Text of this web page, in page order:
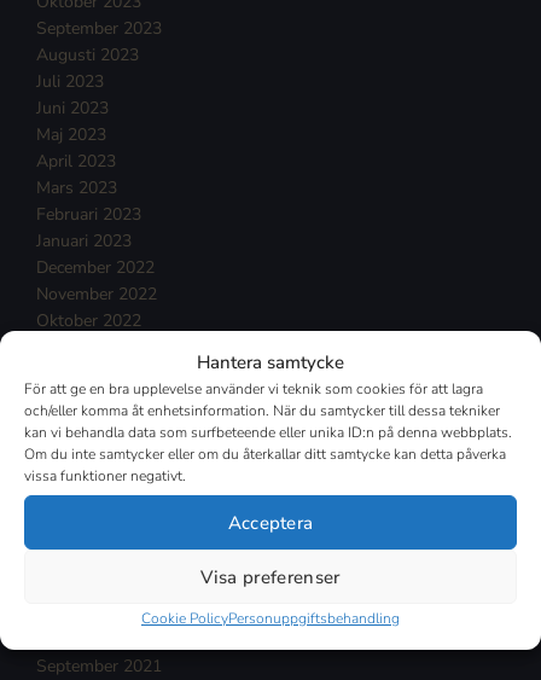
Hantera samtycke
För att ge en bra upplevelse använder vi teknik som cookies för att lagra
och/eller komma åt enhetsinformation. När du samtycker till dessa tekniker
kan vi behandla data som surfbeteende eller unika ID:n på denna webbplats.
Om du inte samtycker eller om du återkallar ditt samtycke kan detta påverka
vissa funktioner negativt.
Acceptera
Visa preferenser
Cookie PolicyPersonuppgiftsbehandling
September 2023
Augusti 2023
Juli 2023
Juni 2023
Maj 2023
April 2023
Mars 2023
Februari 2023
Januari 2023
December 2022
November 2022
Oktober 2022
Juli 2022
Juni 2022
Maj 2022
April 2022
November 2021
September 2021